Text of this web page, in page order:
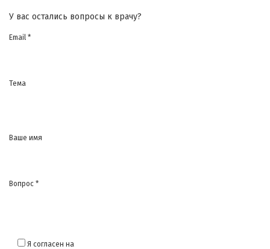
У вас остались вопросы к врачу?
Email *
Тема
Ваше имя
Вопрос *
Я согласен на